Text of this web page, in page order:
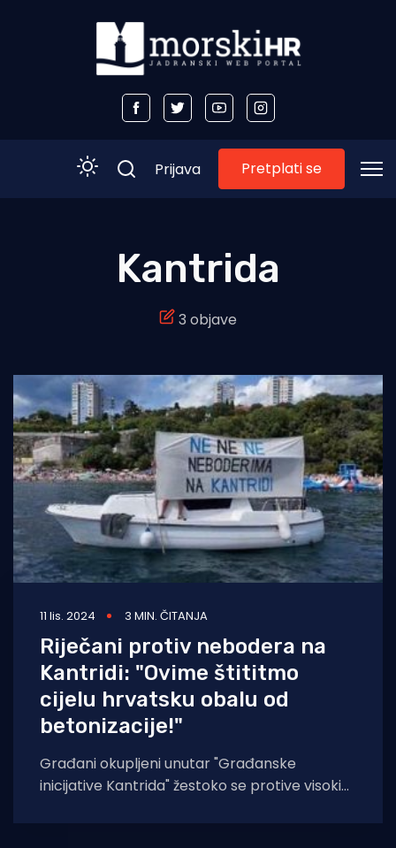
Otoci
Turizam i nautika
Pomorstvo
Ribolov
Ekologija
Tradicija i kultura
Prijava Pretplati se
Kantrida
3 objave
11 lis. 2024 3 MIN. ČITANJA
Riječani protiv nebodera na
Kantridi: "Ovime štititmo
cijelu hrvatsku obalu od
betonizacije!"
Građani okupljeni unutar "Građanske
inicijative Kantrida" žestoko se protive visokim
javnog